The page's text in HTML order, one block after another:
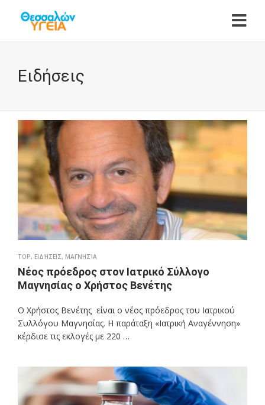
Ειδήσεις
TOP, ΕΙΔΉΣΕΙΣ, ΜΑΓΝΗΣΊΑ
Νέος πρόεδρος στον Ιατρικό Σύλλογο
Μαγνησίας ο Χρήστος Βενέτης
Ο Χρήστος Βενέτης είναι ο νέος πρόεδρος του Ιατρικού
Συλλόγου Μαγνησίας. Η παράταξη «Ιατρική Αναγέννηση»
κέρδισε τις εκλογές με 220 …